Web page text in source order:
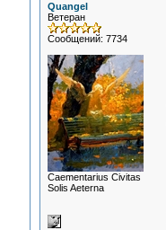
Quangel
Ветеран
Сообщений: 7734
Сaementarius Civitas
Solis Aeterna